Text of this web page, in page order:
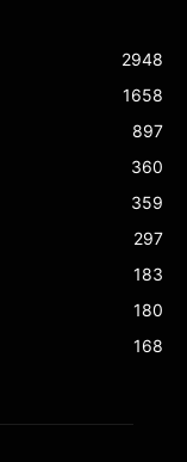
2948
1658
897
360
359
297
183
180
168